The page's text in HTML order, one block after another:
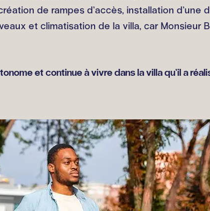
de rampes d’accès, installation d’une
et climatisation de la villa, car Monsieur
et continue à vivre dans la villa qu’il a